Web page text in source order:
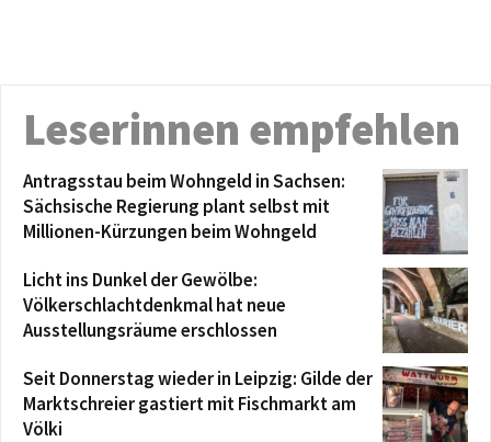
Leserinnen empfehlen
Antragsstau beim Wohngeld in Sachsen:
Sächsische Regierung plant selbst mit
Millionen-Kürzungen beim Wohngeld
Licht ins Dunkel der Gewölbe:
Völkerschlachtdenkmal hat neue
Ausstellungsräume erschlossen
Seit Donnerstag wieder in Leipzig: Gilde der
Marktschreier gastiert mit Fischmarkt am
Völki